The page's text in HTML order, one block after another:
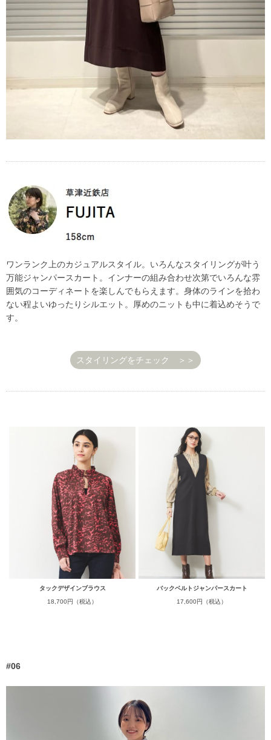
ワンランク上のカジュアルスタイル。いろんなスタイリングが叶う
万能ジャンパースカート。インナーの組み合わせ次第でいろんな雰
囲気のコーディネートを楽しんでもらえます。身体のラインを拾わ
ない程よいゆったりシルエット。厚めのニットも中に着込めそうで
す。
スタイリングをチェック ＞＞
タックデザインブラウス
18,700円（税込）
バックベルトジャンパースカート
17,600円（税込）
#06